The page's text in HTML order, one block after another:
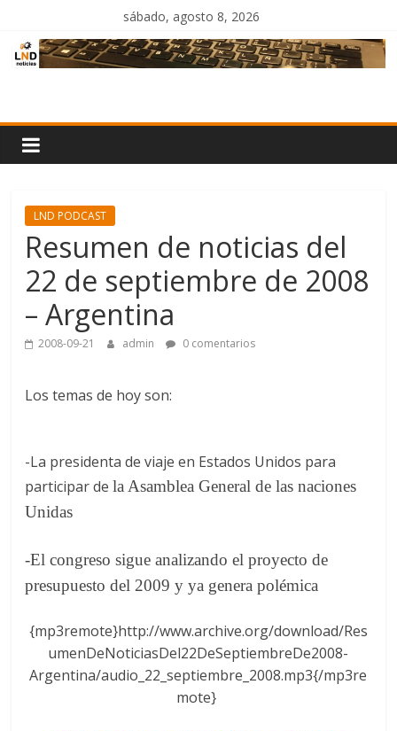
contenido
sábado, agosto 8, 2026
Noticias
LND PODCAST
Resumen de noticias del
22 de septiembre de 2008
– Argentina
2008-09-21 admin 0 comentarios
Los temas de hoy son:
-La presidenta de viaje en Estados Unidos para
participar dela Asamblea General de las naciones
Unidas
-El congreso sigue analizando el proyecto de
presupuesto del 2009 y ya genera polémica
{mp3remote}http://www.archive.org/download/Res
umenDeNoticiasDel22DeSeptiembreDe2008-
Argentina/audio_22_septiembre_2008.mp3{/mp3re
mote}